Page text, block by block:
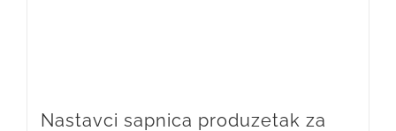
Nastavci sapnica produzetak za